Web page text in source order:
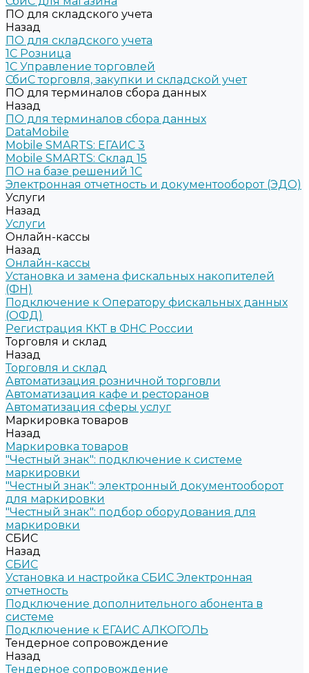
ПО для складского учета
Назад
ПО для складского учета
1C Розница
1С Управление торговлей
СбиС торговля, закупки и складской учет
ПО для терминалов сбора данных
Назад
ПО для терминалов сбора данных
DataMobile
Mobile SMARTS: ЕГАИС 3
Mobile SMARTS: Склад 15
ПО на базе решений 1С
Электронная отчетность и документооборот (ЭДО)
Услуги
Назад
Услуги
Онлайн-кассы
Назад
Онлайн-кассы
Установка и замена фискальных накопителей
(ФН)
Подключение к Оператору фискальных данных
(ОФД)
Регистрация ККТ в ФНС России
Торговля и склад
Назад
Торговля и склад
Автоматизация розничной торговли
Автоматизация кафе и ресторанов
Автоматизация сферы услуг
Маркировка товаров
Назад
Маркировка товаров
"Честный знак": подключение к системе
маркировки
"Честный знак": электронный документооборот
для маркировки
"Честный знак": подбор оборудования для
маркировки
СБИС
Назад
СБИС
Установка и настройка СБИС Электронная
отчетность
Подключение дополнительного абонента в
системе
Подключение к ЕГАИС АЛКОГОЛЬ
Тендерное сопровождение
Назад
Тендерное сопровождение